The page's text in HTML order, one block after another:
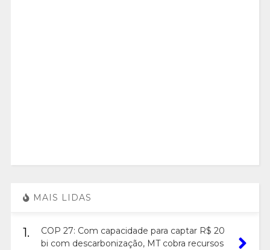
MAIS LIDAS
1.
COP 27: Com capacidade para captar R$ 20
bi com descarbonização, MT cobra recursos